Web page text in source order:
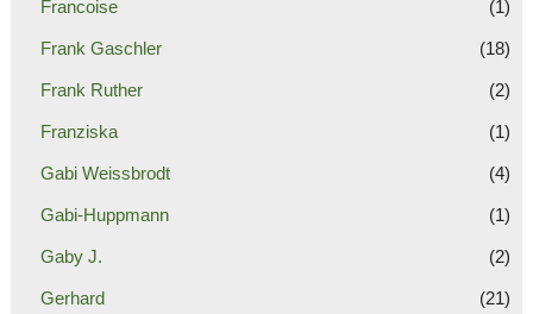
Francoise (1)
Frank Gaschler (18)
Frank Ruther (2)
Franziska (1)
Gabi Weissbrodt (4)
Gabi-Huppmann (1)
Gaby J. (2)
Gerhard (21)